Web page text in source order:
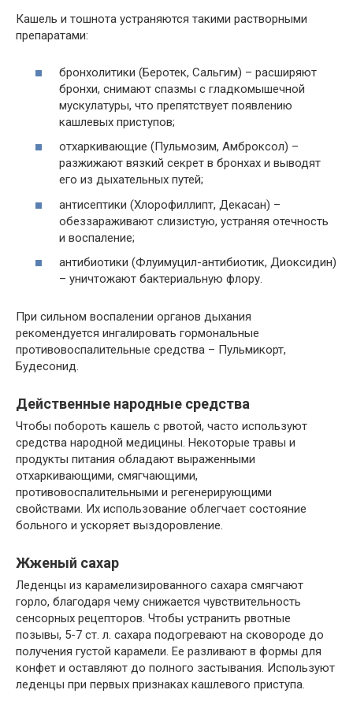
Кашель и тошнота устраняются такими растворными
препаратами:
бронхолитики (Беротек, Сальгим) – расширяют
бронхи, снимают спазмы с гладкомышечной
мускулатуры, что препятствует появлению
кашлевых приступов;
отхаркивающие (Пульмозим, Амброксол) –
разжижают вязкий секрет в бронхах и выводят
его из дыхательных путей;
антисептики (Хлорофиллипт, Декасан) –
обеззараживают слизистую, устраняя отечность
и воспаление;
антибиотики (Флуимуцил-антибиотик, Диоксидин)
– уничтожают бактериальную флору.
При сильном воспалении органов дыхания
рекомендуется ингалировать гормональные
противовоспалительные средства – Пульмикорт,
Будесонид.
Действенные народные средства
Чтобы побороть кашель с рвотой, часто используют
средства народной медицины. Некоторые травы и
продукты питания обладают выраженными
отхаркивающими, смягчающими,
противовоспалительными и регенерирующими
свойствами. Их использование облегчает состояние
больного и ускоряет выздоровление.
Жженый сахар
Леденцы из карамелизированного сахара смягчают
горло, благодаря чему снижается чувствительность
сенсорных рецепторов. Чтобы устранить рвотные
позывы, 5-7 ст. л. сахара подогревают на сковороде до
получения густой карамели. Ее разливают в формы для
конфет и оставляют до полного застывания. Используют
леденцы при первых признаках кашлевого приступа.